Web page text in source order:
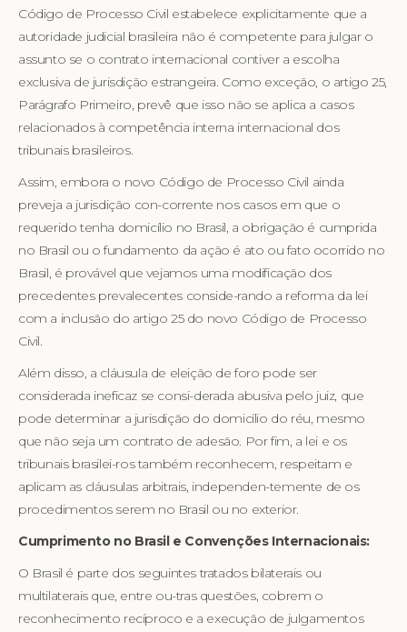
Código de Processo Civil estabelece explicitamente que a
autoridade judicial brasileira não é competente para julgar o
assunto se o contrato internacional contiver a escolha
exclusiva de jurisdição estrangeira. Como exceção, o artigo 25,
Parágrafo Primeiro, prevê que isso não se aplica a casos
relacionados à competência interna internacional dos
tribunais brasileiros.
Assim, embora o novo Código de Processo Civil ainda
preveja a jurisdição con-corrente nos casos em que o
requerido tenha domicílio no Brasil, a obrigação é cumprida
no Brasil ou o fundamento da ação é ato ou fato ocorrido no
Brasil, é provável que vejamos uma modificação dos
precedentes prevalecentes conside-rando a reforma da lei
com a inclusão do artigo 25 do novo Código de Processo
Civil.
Além disso, a cláusula de eleição de foro pode ser
considerada ineficaz se consi-derada abusiva pelo juiz, que
pode determinar a jurisdição do domicílio do réu, mesmo
que não seja um contrato de adesão. Por fim, a lei e os
tribunais brasilei-ros também reconhecem, respeitam e
aplicam as cláusulas arbitrais, independen-temente de os
procedimentos serem no Brasil ou no exterior.
Cumprimento no Brasil e Convenções Internacionais:
O Brasil é parte dos seguintes tratados bilaterais ou
multilaterais que, entre ou-tras questões, cobrem o
reconhecimento recíproco e a execução de julgamentos